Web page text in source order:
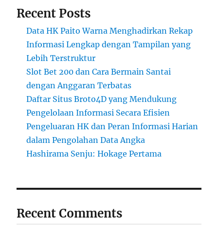
Recent Posts
Data HK Paito Warna Menghadirkan Rekap
Informasi Lengkap dengan Tampilan yang
Lebih Terstruktur
Slot Bet 200 dan Cara Bermain Santai
dengan Anggaran Terbatas
Daftar Situs Broto4D yang Mendukung
Pengelolaan Informasi Secara Efisien
Pengeluaran HK dan Peran Informasi Harian
dalam Pengolahan Data Angka
Hashirama Senju: Hokage Pertama
Recent Comments